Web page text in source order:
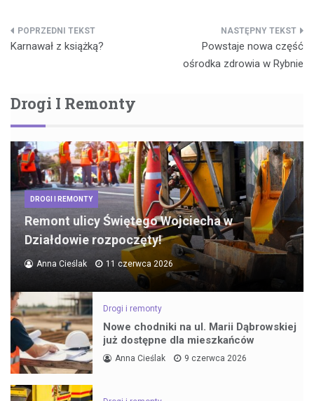
Nawigacja
Karnawał z książką?
Powstaje nowa część
ośrodka zdrowia w Rybnie
Drogi I Remonty
DROGI I REMONTY
Remont ulicy Świętego Wojciecha w
Działdowie rozpoczęty!
Anna Cieślak 11 czerwca 2026
Drogi i remonty
Nowe chodniki na ul. Marii Dąbrowskiej
już dostępne dla mieszkańców
Anna Cieślak 9 czerwca 2026